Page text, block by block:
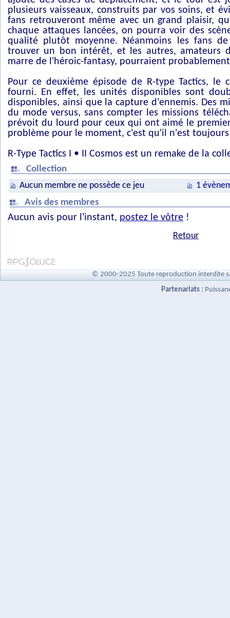
plusieurs vaisseaux, construits par vos soins, et
fans retrouveront même avec un grand plaisir,
chaque attaques lancées, on pourra voir des
qualité plutôt moyenne. Néanmoins les fans
trouver un bon intérêt, et les autres, amateurs
marre de l'héroic-fantasy, pourraient
Pour ce deuxième épisode de R-type Tactics,
fourni. En effet, les unités disponibles sont
disponibles, ainsi que la capture d'ennemis. Des
du mode versus, sans compter les missions
prévoit du lourd pour ceux qui ont aimé le
problème pour le moment, c'est qu'il n'est
R-Type Tactics I • II Cosmos est un remake de la
Collection
Aucun membre ne possède ce jeu
1
Avis des membres
Aucun avis pour l'instant, postez le vôtre !
Retour
© 2000-2025 Toute reproduction interdite
Partenariats :